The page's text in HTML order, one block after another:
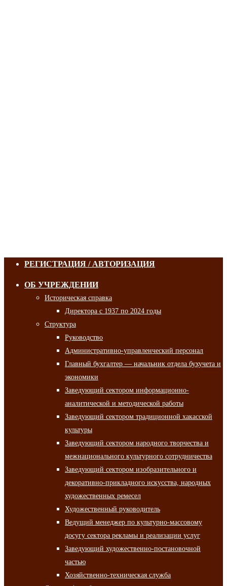
РЕГИСТРАЦИЯ / АВТОРИЗАЦИЯ
ОБ УЧРЕЖДЕНИИ
Историческая справка
Директора с 1937 по 2024 годы
Структура
Руководство
Административно-управленческий персонал
Главный бухгалтер — начальник отдела бухучета и
экономики
Заведующий сектором информационно-
аналитической и методической работы
Заведующий сектором традиционной хакасской
культуры
Заведующий сектором народного творчества и
межнационального культурного сотрудничества
Заведующий сектором изобразительного и
декоративно-прикладного искусства, народных
художественных ремесел
Художественный руководитель
Ведущий менеджер по культурно-массовому
досугу сектора рекламы и реализации услуг
Заведующий художественно-постановочной
частью
Хозяйственно-техническая служба